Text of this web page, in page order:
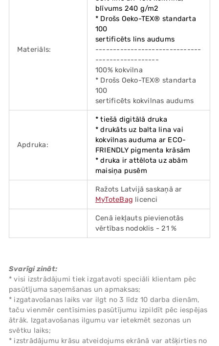
Materiāls:
blīvums 240 g/m2
* Drošs Oeko-TEX® standarta
100
sertificēts lins audums
------------------------------
------------------
100% kokvilna
* Drošs Oeko-TEX® standarta
100
sertificēts kokvilnas audums
Apdruka:
* tiešā digitālā druka
* drukāts uz balta lina vai
kokvilnas auduma ar ECO-
FRIENDLY pigmenta krāsām
* druka ir attēlota uz abām
maisiņa pusēm
Ražots Latvijā saskaņā ar
MyToteBag licenci
Cenā iekļauts pievienotās
vērtības nodoklis - 21 %
Svarīgi zināt:
* visi izstrādājumi tiek izgatavoti speciāli klientam pēc
pasūtījuma saņemšanas un apmaksas;
* izgatavošanas laiks var ilgt no 3 līdz 10 darba dienām,
taču vienmēr centīsimies pasūtījumu izpildīt pēc iespējas
ātrāk. Izgatavošanas ilgumu var ietekmēt sezonas un
svētku laiks;
* izstrādājumu krāsu atveidojums ekrānā var atšķirties no